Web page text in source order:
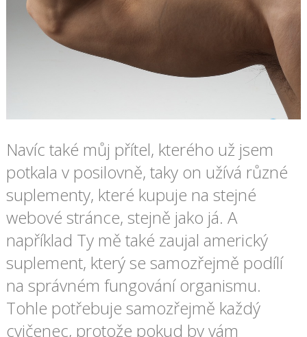
Navíc také můj přítel, kterého už jsem
potkala v posilovně, taky on užívá různé
suplementy, které kupuje na stejné
webové stránce, stejně jako já. A
například Ty mě také zaujal americký
suplement, který se samozřejmě podílí
na správném fungování organismu.
Tohle potřebuje samozřejmě každý
cvičenec, protože pokud by vám